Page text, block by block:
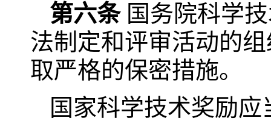
第六条国务院科学
法制定和评审活动的
取严格的保密措施。
国家科学技术奖励